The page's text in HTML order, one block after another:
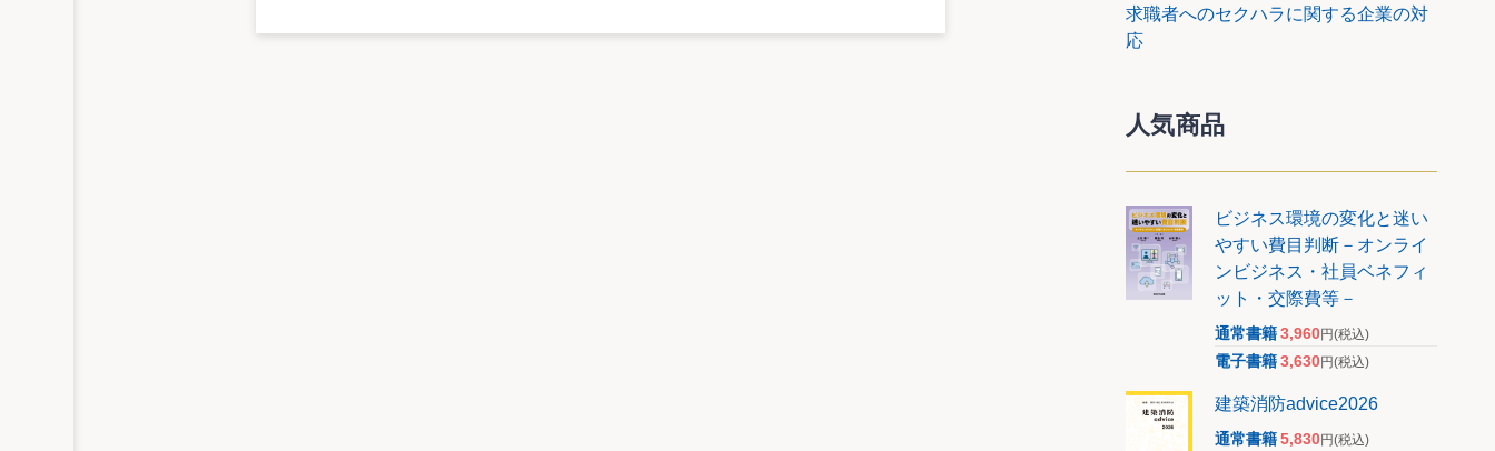
求職者へのセクハラに関する企業の対
応
人気商品
ビジネス環境の変化と迷い
やすい費目判断－オンライ
ンビジネス・社員ベネフィ
ット・交際費等－
通常書籍3,960円(税込)
電子書籍3,630円(税込)
建築消防advice2026
通常書籍5,830円(税込)